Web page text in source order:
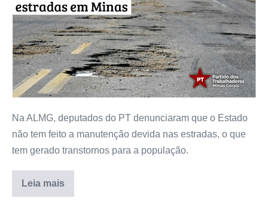
Na ALMG, deputados do PT denunciaram que o Estado
não tem feito a manutenção devida nas estradas, o que
tem gerado transtornos para a população.
Leia mais